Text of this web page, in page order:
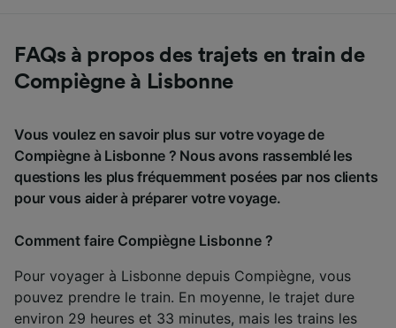
FAQs à propos des trajets en train de
Compiègne à Lisbonne
Vous voulez en savoir plus sur votre voyage de
Compiègne à Lisbonne ? Nous avons rassemblé les
questions les plus fréquemment posées par nos clients
pour vous aider à préparer votre voyage.
Comment faire Compiègne Lisbonne ?
Pour voyager à Lisbonne depuis Compiègne, vous
pouvez prendre le train. En moyenne, le trajet dure
environ 29 heures et 33 minutes, mais les trains les